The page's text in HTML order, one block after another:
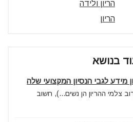
הריון ולידה
הריון
בנושא
לגבי הנסיון המקצועי שלה
צלמי ההריון הן נשים...), חשוב